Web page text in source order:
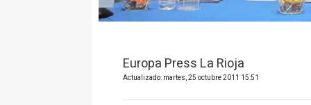
Europa Press La Rioja
Actualizado: martes, 25 octubre 2011 15:51